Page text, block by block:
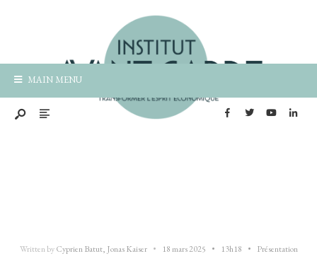
MAIN MENU
Written byCyprien Batut, Jonas Kaiser • 18 mars 2025 • 13h18 • Présentation